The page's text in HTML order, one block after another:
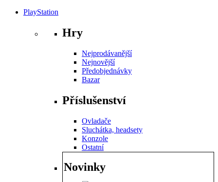
PlayStation
Hry
Nejprodávanější
Nejnovější
Předobjednávky
Bazar
Příslušenství
Ovladače
Sluchátka, headsety
Konzole
Ostatní
Novinky